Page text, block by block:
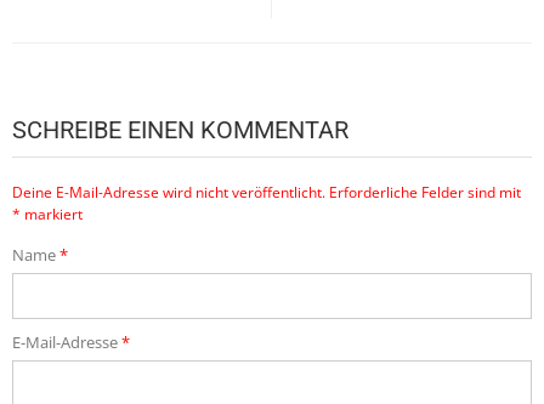
SCHREIBE EINEN KOMMENTAR
Deine E-Mail-Adresse wird nicht veröffentlicht. Erforderliche Felder sind mit
* markiert
Name*
E-Mail-Adresse*